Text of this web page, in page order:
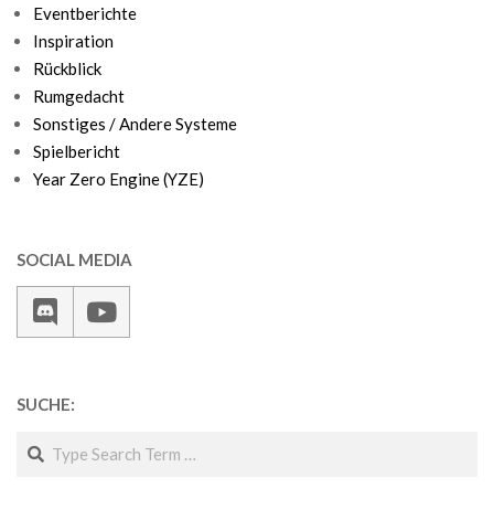
Eventberichte
Inspiration
Rückblick
Rumgedacht
Sonstiges / Andere Systeme
Spielbericht
Year Zero Engine (YZE)
SOCIAL MEDIA
SUCHE: